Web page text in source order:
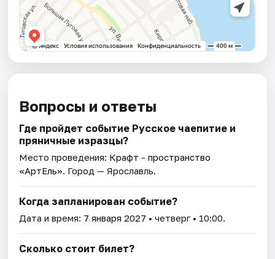
Вопросы и ответы
Где пройдет событие Русское чаепитие и
пряничные изразцы?
Место проведения: Крафт - пространство
«АртЕль». Город — Ярославль.
Когда запланирован событие?
Дата и время: 7 января 2027 • четверг • 10:00.
Сколько стоит билет?